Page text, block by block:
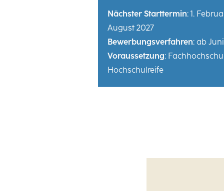
Nächster Starttermin: 1.
August 2027
Bewerbungsverfahren: ab
Voraussetzung:
Hochschulreife